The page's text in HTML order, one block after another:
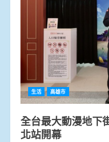
生活 高雄市
全台最大動漫地下
北站開幕